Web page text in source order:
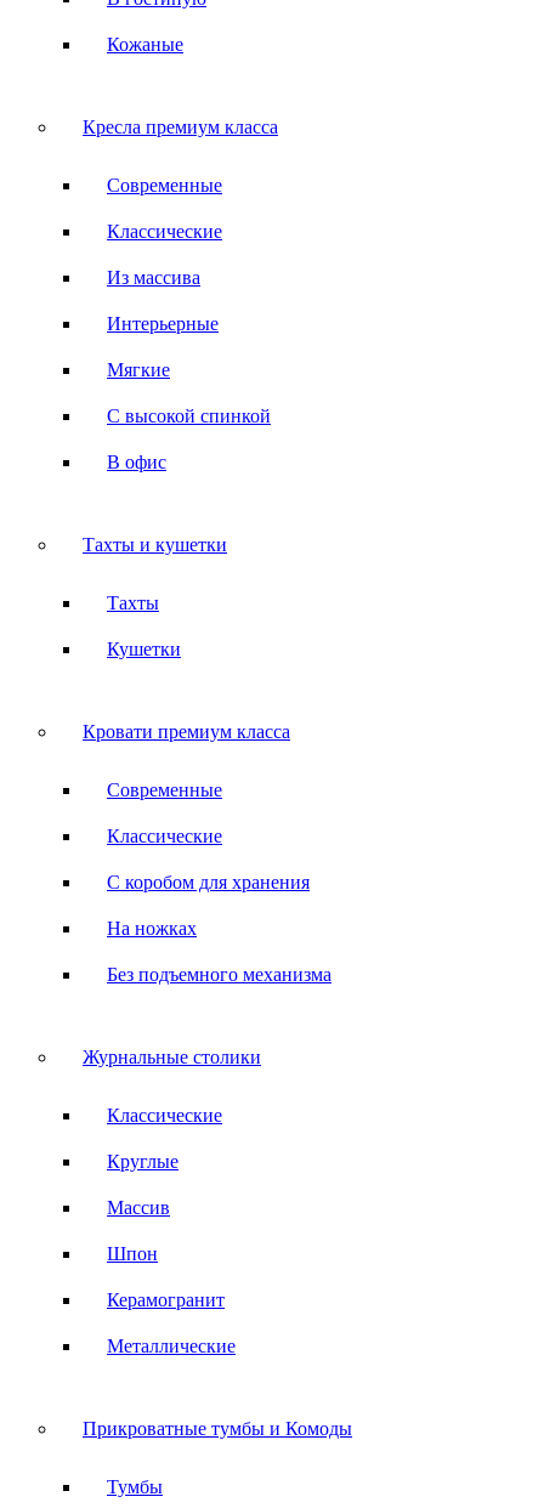
Кожаные
Кресла премиум класса
Современные
Классические
Из массива
Интерьерные
Мягкие
С высокой спинкой
В офис
Тахты и кушетки
Тахты
Кушетки
Кровати премиум класса
Современные
Классические
С коробом для хранения
На ножках
Без подъемного механизма
Журнальные столики
Классические
Круглые
Массив
Шпон
Керамогранит
Металлические
Прикроватные тумбы и Комоды
Тумбы